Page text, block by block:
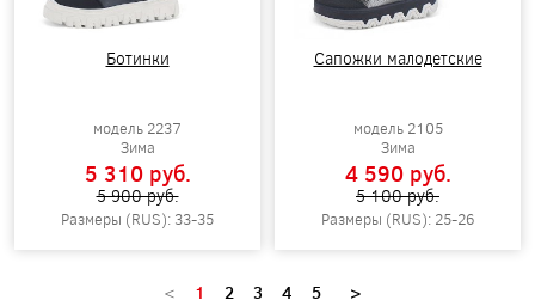
Ботинки
модель 2237
Зима
5 310 pуб.
5 900 pуб.
Размеры (RUS): 33-35
Сапожки малодетские
модель 2105
Зима
4 590 pуб.
5 100 pуб.
Размеры (RUS): 25-26
< 1 2 3 4 5 >